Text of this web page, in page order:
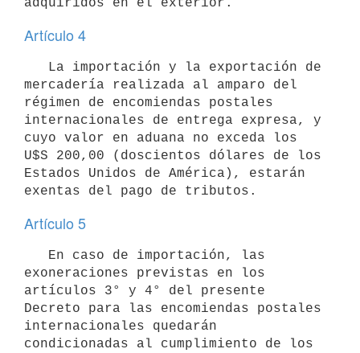
Artículo 4
mercadería realizada al amparo del
régimen de encomiendas postales
internacionales de entrega expresa, y
cuyo valor en aduana no exceda los
U$S 200,00 (doscientos dólares de los
Estados Unidos de América), estarán
Artículo 5
exoneraciones previstas en los
artículos 3° y 4° del presente
Decreto para las encomiendas postales
internacionales quedarán
condicionadas al cumplimiento de los